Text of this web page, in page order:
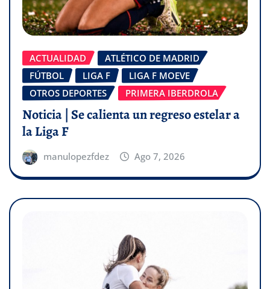
ACTUALIDAD
ATLÉTICO DE MADRID
FÚTBOL
LIGA F
LIGA F MOEVE
OTROS DEPORTES
PRIMERA IBERDROLA
Noticia | Se calienta un regreso estelar a
la Liga F
manulopezfdez Ago 7, 2026